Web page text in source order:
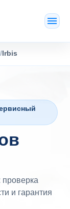
Irbis
проверка
и гарантия